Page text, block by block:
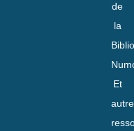
de
la
Et